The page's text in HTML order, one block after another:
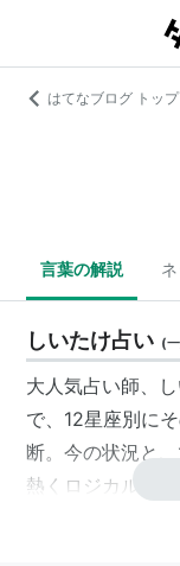
はてなブログ トップ
言葉の解説
しいたけ占い (
大人気占い師、
で、12星座別に
断。今の状況と
熱くロジカルに